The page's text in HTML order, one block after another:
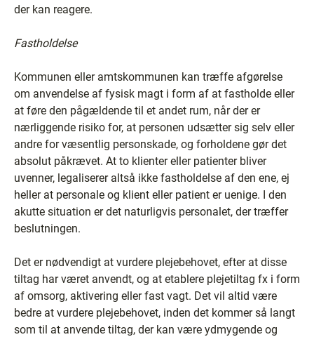
der kan reagere.
Fastholdelse
Kommunen eller amtskommunen kan træffe afgørelse
om anvendelse af fysisk magt i form af at fastholde eller
at føre den pågældende til et andet rum, når der er
nærliggende risiko for, at personen udsætter sig selv eller
andre for væsentlig personskade, og forholdene gør det
absolut påkrævet. At to klienter eller patienter bliver
uvenner, legaliserer altså ikke fastholdelse af den ene, ej
heller at personale og klient eller patient er uenige. I den
akutte situation er det naturligvis personalet, der træffer
beslutningen.
Det er nødvendigt at vurdere plejebehovet, efter at disse
tiltag har været anvendt, og at etablere plejetiltag fx i form
af omsorg, aktivering eller fast vagt. Det vil altid være
bedre at vurdere plejebehovet, inden det kommer så langt
som til at anvende tiltag, der kan være ydmygende og